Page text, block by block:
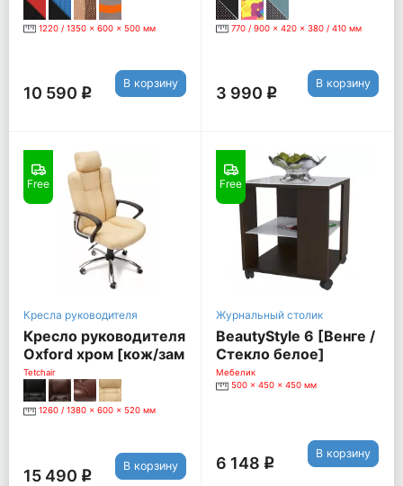
1220 / 1350 x 600 x 500 мм
10 590 q
В корзину
770 / 900 x 420 x 380 / 410 мм
3 990 q
В корзину
Free
Кресла руководителя
Кресло руководителя
Oxford хром [кож/зам
бежевый/бежевый
перфорированный,
36-34/36-34/06]
Tetchair
1260 / 1380 x 600 x 520 мм
15 490 q
В корзину
Free
Журнальный столик
BeautyStyle 6 [Венге /
Стекло белое]
Мебелик
500 x 450 x 450 мм
6 148 q
В корзину